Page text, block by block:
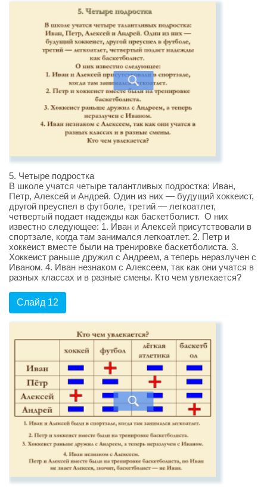
5. Четыре подростка
В школе учатся четыре талантливых подростка: Иван,
Петр, Алексей и Андрей. Один из них — будущий хоккеист,
другой преуспел в футболе, третий — легкоатлет,
четвертый подает надежды как баскетболист. О них
известно следующее: 1. Иван и Алексей присутствовали в
спортзале, когда там занимался легкоатлет. 2. Петр и
хоккеист вместе были на тренировке баскетболиста. 3.
Хоккеист раньше дружил с Андреем, а теперь неразлучен с
Иваном. 4. Иван незнаком с Алексеем, так как они учатся в
разных классах и в разные смены. Кто чем увлекается?
Слайд 12